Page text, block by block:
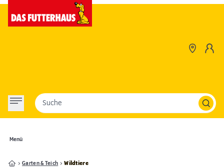
Menü
Suche
Garten & Teich Wildtiere